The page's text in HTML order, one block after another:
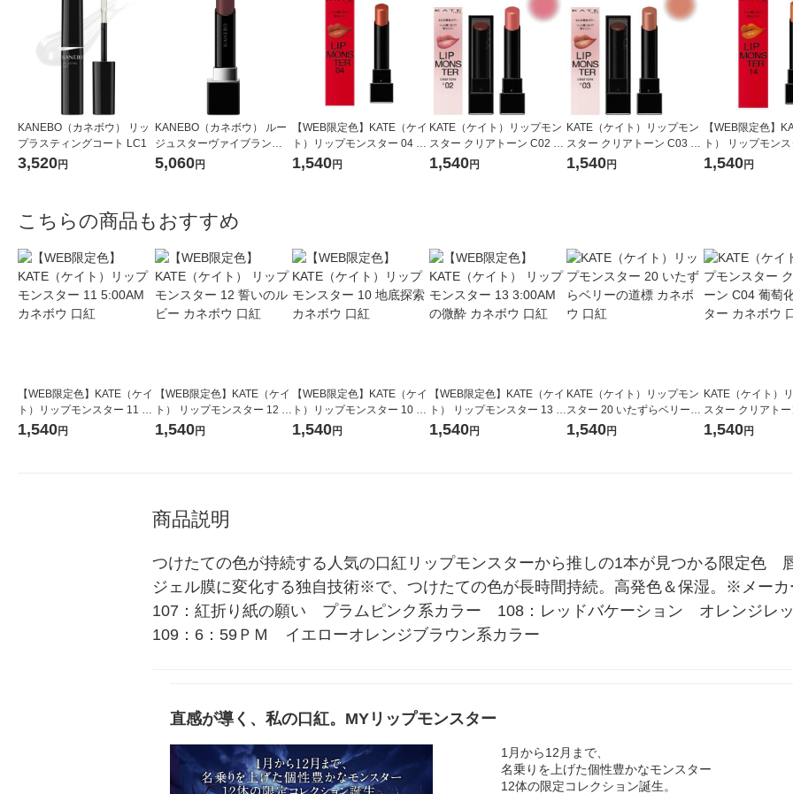
KANEBO（カネボウ） リッ
プラスティングコート LC1
3,520円
KANEBO（カネボウ） ルー
ジュスターヴァイブラント V
07
5,060円
【WEB限定色】KATE（ケイ
ト）リップモンスター 04 パ
ンプキンワイン カネボウ 口
紅
1,540円
KATE（ケイト）リップモン
スター クリアトーン C02 肉
色モンスター カネボウ 口紅
1,540円
KATE（ケイト）リップモン
スター クリアトーン C03 枝
化モンスター カネボウ 口紅
1,540円
【WEB限定色】
ト） リップモンス
れの日光浴 カネボ
1,540円
こちらの商品もおすすめ
【WEB限定色】KATE（ケイ
ト）リップモンスター 11 5:
00AM カネボウ 口紅
1,540円
【WEB限定色】KATE（ケイ
ト） リップモンスター 12 誓
いのルビー カネボウ 口紅
1,540円
【WEB限定色】KATE（ケイ
ト）リップモンスター 10 地
底探索 カネボウ 口紅
1,540円
【WEB限定色】KATE（ケイ
ト） リップモンスター 13 3:
00AMの微酔 カネボウ 口紅
1,540円
KATE（ケイト）リップモン
スター 20 いたずらベリーの
道標 カネボウ 口紅
1,540円
KATE（ケイト）
スター クリアトー
萄化モンスター カ
紅
1,540円
商品説明
つけたての色が持続する人気の口紅リップモンスターから推しの1本が見つかる限定色　
ジェル膜に変化する独自技術※で、つけたての色が長時間持続。高発色＆保湿。※メー
107：紅折り紙の願い　プラムピンク系カラー　108：レッドバケーション　オレンジ
109：6：59ＰＭ　イエローオレンジブラウン系カラー
直感が導く、私の口紅。MYリップモンスター
1月から12月まで、
名乗りを上げた個性豊かなモンスター
12体の限定コレクション誕生。